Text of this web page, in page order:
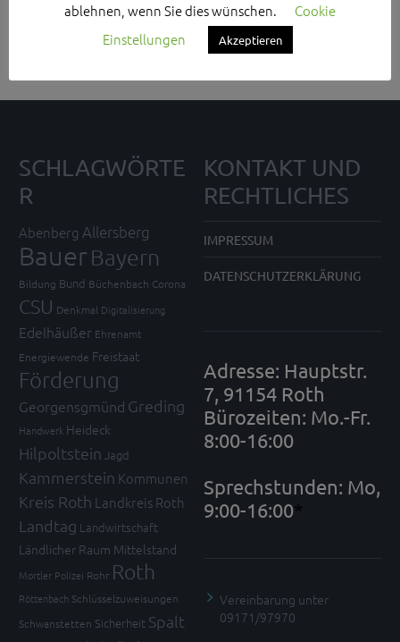
Please login and add some widgets to this widget area.
SCHLAGWÖRTE
R
Abenberg Allersberg
Bauer Bayern
Bildung Bund Büchenbach Corona
CSU Denkmal Digitalisierung
Edelhäußer Ehrenamt
Energiewende Freistaat
Förderung
Georgensgmünd Greding
Handwerk Heideck
Hilpoltstein Jagd
Kammerstein Kommunen
Kreis Roth Landkreis Roth
Landtag Landwirtschaft
Ländlicher Raum Mittelstand
Mortler Polizei Rohr Roth
Röttenbach Schlüsselzuweisungen
Schwanstetten Sicherheit Spalt
KONTAKT UND
RECHTLICHES
IMPRESSUM
DATENSCHUTZERKLÄRUNG
Adresse: Hauptstr.
7, 91154 Roth
Bürozeiten: Mo.-Fr.
8:00-16:00
Sprechstunden: Mo,
9:00-16:00*
Vereinbarung unter
09171/97970
ablehnen, wenn Sie dies wünschen.
Cookie
Einstellungen
Akzeptieren